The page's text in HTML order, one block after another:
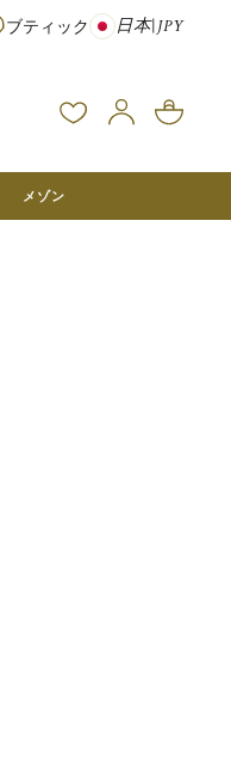
フランス本社在庫より直送。メゾ
ブティック 日本|JPY
メゾン